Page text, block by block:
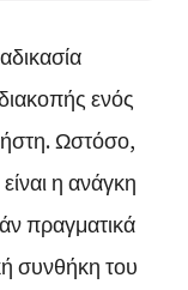
ενός
Ωστόσο,
η ανάγκη
πραγματικά
συνθήκη του